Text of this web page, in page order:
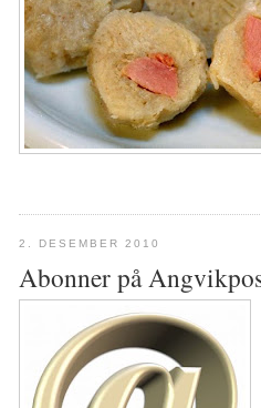
2. DESEMBER 2010
Abonner på